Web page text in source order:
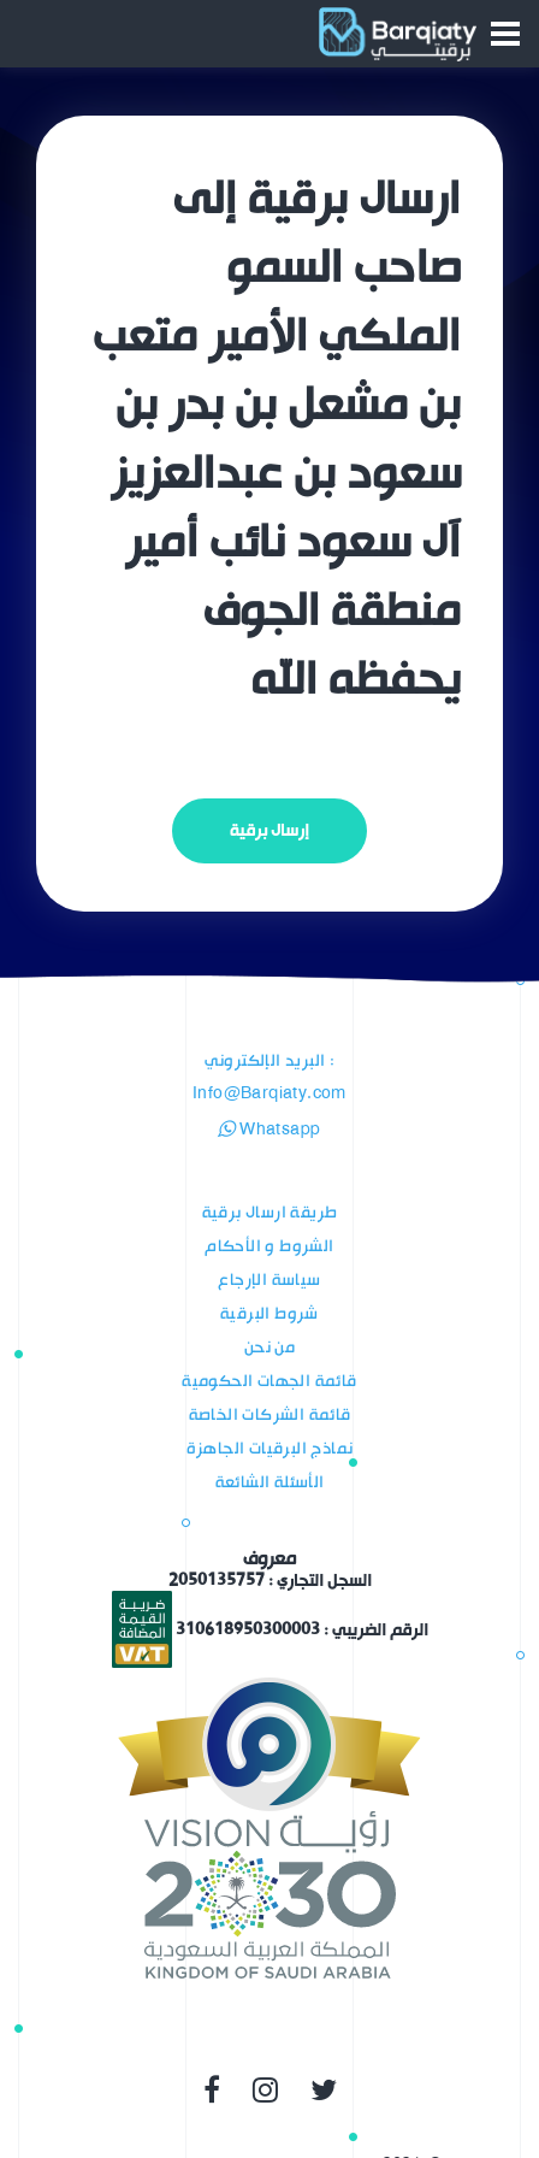
ارسال برقية إلى
صاحب السمو
الملكي الأمير متعب
بن مشعل بن بدر بن
سعود بن عبدالعزيز
آل سعود نائب أمير
منطقة الجوف
يحفظه الله
إرسال برقية
: البريد الإلكتروني
Info@Barqiaty.com
Whatsapp
طريقة ارسال برقية
الشروط و الأحكام
سياسة الإرجاع
شروط البرقية
من نحن
قائمة الجهات الحكومية
قائمة الشركات الخاصة
نماذج البرقيات الجاهزة
الأسئلة الشائعة
معروف
السجل التجاري : 2050135757
الرقم الضريبي : 310618950300003